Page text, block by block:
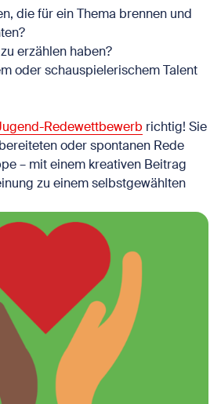
die für ein Thema brennen und
erzählen haben?
oder schauspielerischem Talent
Redewettbewerb richtig! Sie
oder spontanen Rede
– mit einem kreativen Beitrag
zu einem selbstgewählten